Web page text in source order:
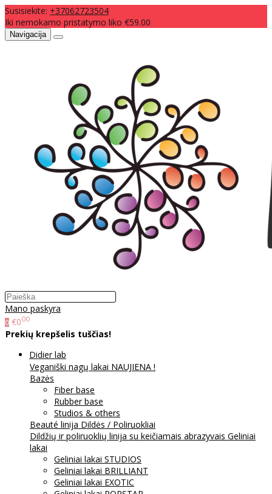
Susisiekite: +37062723504
Iki nemokamo pristatymo liko €59.00
Navigacija
Mano paskyra
0 €000
Prekių krepšelis tuščias!
Didier lab
Veganiški nagų lakai NAUJIENA !
Bazės
Fiber base
Rubber base
Studios & others
Beauté linija Dildės / Poliruokliai
Dildžių ir poliruoklių linija su keičiamais abrazyvais Geliniai
lakai
Geliniai lakai STUDIOS
Geliniai lakai BRILLIANT
Geliniai lakai EXOTIC